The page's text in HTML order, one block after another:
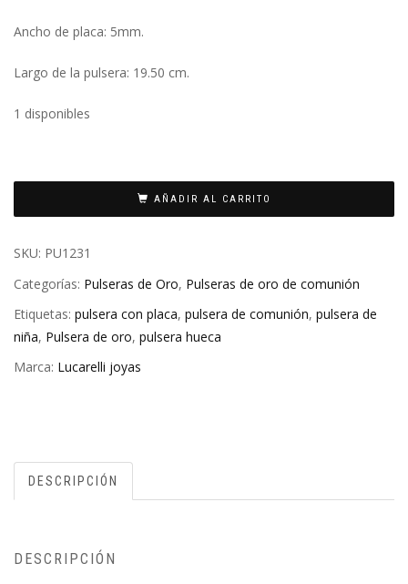
Ancho de placa: 5mm.
Largo de la pulsera: 19.50 cm.
1 disponibles
AÑADIR AL CARRITO
SKU: PU1231
Categorías: Pulseras de Oro, Pulseras de oro de comunión
Etiquetas: pulsera con placa, pulsera de comunión, pulsera de
niña, Pulsera de oro, pulsera hueca
Marca: Lucarelli joyas
DESCRIPCIÓN
DESCRIPCIÓN